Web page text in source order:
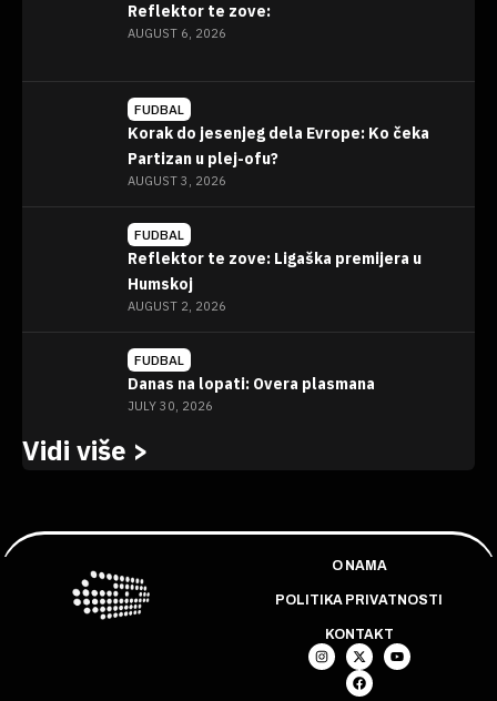
Reflektor te zove:
AUGUST 6, 2026
FUDBAL
Korak do jesenjeg dela Evrope: Ko čeka
Partizan u plej-ofu?
AUGUST 3, 2026
FUDBAL
Reflektor te zove: Ligaška premijera u
Humskoj
AUGUST 2, 2026
FUDBAL
Danas na lopati: Overa plasmana
JULY 30, 2026
Vidi više >
O NAMA
POLITIKA PRIVATNOSTI
KONTAKT